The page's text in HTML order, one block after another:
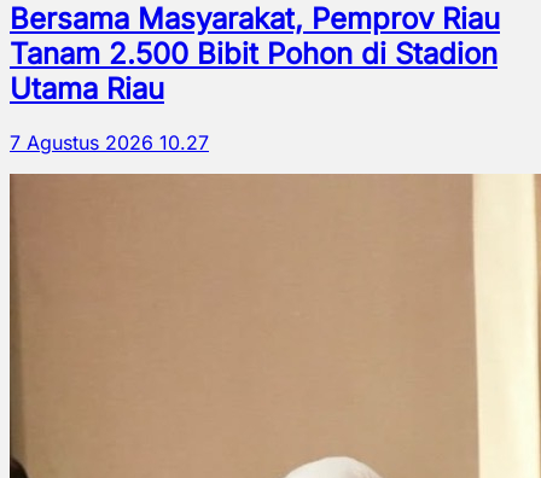
Bersama Masyarakat, Pemprov Riau
Tanam 2.500 Bibit Pohon di Stadion
Utama Riau
7 Agustus 2026 10.27